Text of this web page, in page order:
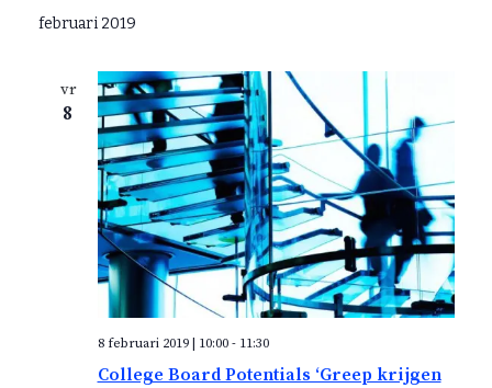
e
februari 2019
vr
8
College Board Potentials ‘Greep krijgen
8 februari 2019 | 10:00- 11:30